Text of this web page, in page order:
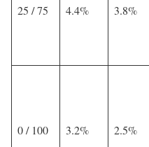
25 / 75 4.4% 3.8%
0 / 100 3.2% 2.5%